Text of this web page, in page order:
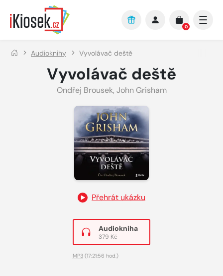
Přejít na hlavní obsah
0
Audioknihy Vyvolávač deště
Vyvolávač deště
Ondřej Brousek, John Grisham
Přehrát ukázku
Audiokniha
379 Kč
MP3 (17:21:56 hod.)